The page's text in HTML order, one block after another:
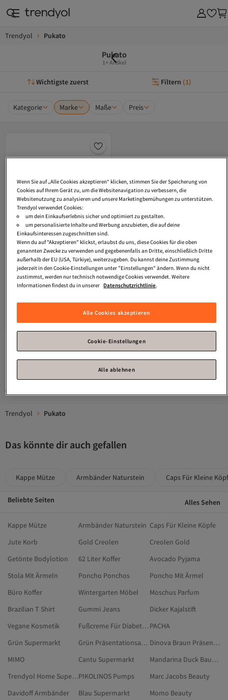
Trendyol Pukato
Pukato
1+ Artikel
Wichtigste zuerst Filtern (1)
Kategorie Marke Maße Preis
Matratzenschoner, Spannbettlaken
mit 4 Ecken, flüssigkeits- und
fleckenbeständig, Protec
21,
1
Trendyol Pukato
Das könnte dir auch gefallen
Kappe Mütze Armbänder Naturstein Caps Für Kleine
Beliebte Seiten Alles Sehen
Kappe Mütze Armbänder Naturstein Caps Für Kleine Köpfe
Jute Korb
Gold Creolen
Creolen Gold
Getönte Bodylotion
62 Liter Koffer
Avocado Pyjama
Stola Mit Ärmeln
Poncho Ponchos
Poncho Mit Ärmel
Büro Koffer
Wintergarten Möbel
Moschus Parfum
Brazilian T Shirt
Gummi Jeans
Dicker Kajalstift
Vegane Kosmetik
Fußcreme Für Diabetiker PACHA
Grün Supermarkt
Grün Präsentationsartikel Für Tee Und Kaffee
Dinova Braun Präsentationsartikel Für Tee Und Kaffee
MIMO
Cantu Supermarkt
Mandarina Duck Baumarkt
Trendyol Home SupermarktPIKOLINOS Pumps
Marc Jacobs Beauty
Davidoff Armbänder
Blau Supermarkt
Momo Beauty
Wenn Sie auf „Alle Cookies akzeptieren“ klicken, stimmen Sie der Speicherung von
Cookies auf Ihrem Gerät zu, um die Websitenavigation zu verbessern, die
Websitenutzung zu analysieren und unsere Marketingbemühungen zu unterstützen.
Trendyol verwendet Cookies:
um dein Einkaufserlebnis sicher und optimiert zu gestalten.
um personalisierte Inhalte und Werbung anzubieten, die auf deine
Einkaufsinteressen zugeschnitten sind.
Wenn du auf "Akzeptieren" klickst, erlaubst du uns, diese Cookies für die oben
genannten Zwecke zu verwenden und gegebenenfalls an Dritte, einschließlich Dritte
außerhalb der EU (USA, Türkiye), weiterzugeben. Du kannst deine Zustimmung
jederzeit in den Cookie-Einstellungen unter "Einstellungen" ändern. Wenn du nicht
zustimmst, werden nur technisch notwendige Cookies verwendet. Weitere
Informationen findest du in unserer Datenschutzrichtlinie.
Alle Cookies akzeptieren
Cookie-Einstellungen
Alle ablehnen